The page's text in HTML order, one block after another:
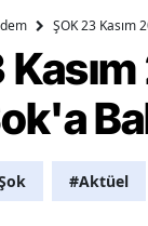
ŞOK 23 Kasım
#Aktüel